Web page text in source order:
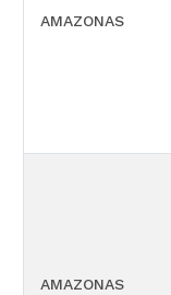
AMAZONAS
AMAZONAS